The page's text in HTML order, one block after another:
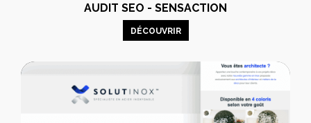
AUDIT SEO - SENSACTION
DÉCOUVRIR